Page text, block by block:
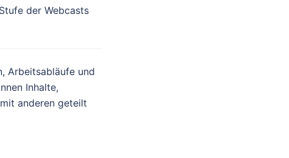
der Webcasts
Arbeitsabläufe und
Inhalte,
anderen geteilt